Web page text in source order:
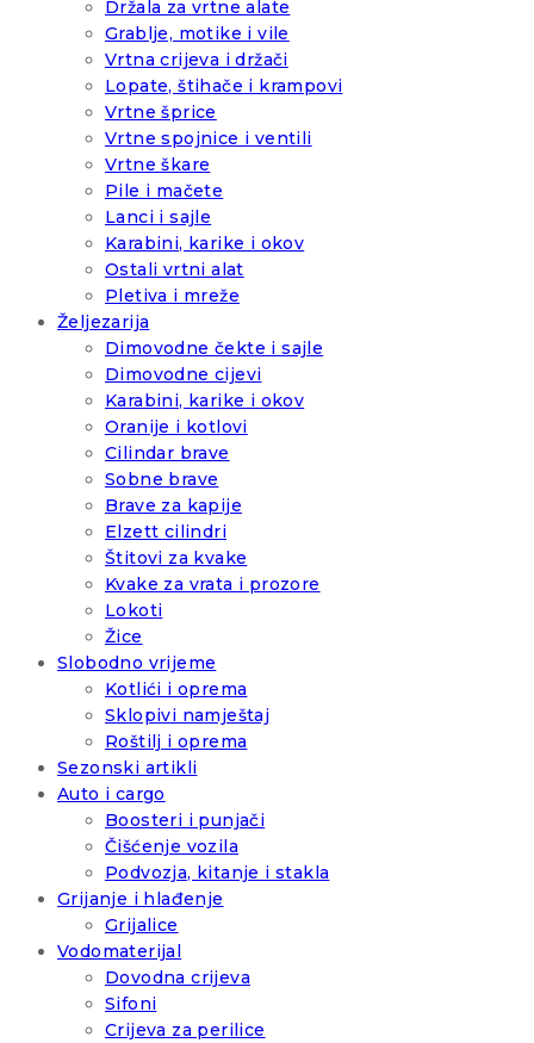
Držala za vrtne alate
Grablje, motike i vile
Vrtna crijeva i držači
Lopate, štihače i krampovi
Vrtne šprice
Vrtne spojnice i ventili
Vrtne škare
Pile i mačete
Lanci i sajle
Karabini, karike i okov
Ostali vrtni alat
Pletiva i mreže
Željezarija
Dimovodne čekte i sajle
Dimovodne cijevi
Karabini, karike i okov
Oranije i kotlovi
Cilindar brave
Sobne brave
Brave za kapije
Elzett cilindri
Štitovi za kvake
Kvake za vrata i prozore
Lokoti
Žice
Slobodno vrijeme
Kotlići i oprema
Sklopivi namještaj
Roštilj i oprema
Sezonski artikli
Auto i cargo
Boosteri i punjači
Čišćenje vozila
Podvozja, kitanje i stakla
Grijanje i hlađenje
Grijalice
Vodomaterijal
Dovodna crijeva
Sifoni
Crijeva za perilice